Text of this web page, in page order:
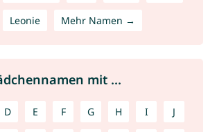
Leonie Mehr Namen →
mit ...
D E F G H I J